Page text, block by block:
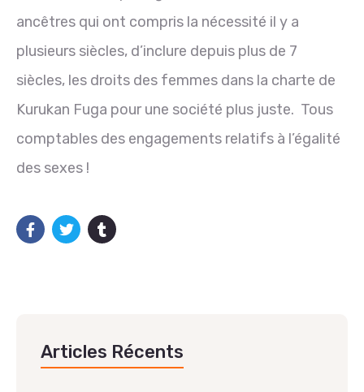
ancêtres qui ont compris la nécessité il y a
plusieurs siècles, d’inclure depuis plus de 7
siècles, les droits des femmes dans la charte de
Kurukan Fuga pour une société plus juste. Tous
comptables des engagements relatifs à l’égalité
des sexes !
Articles Récents